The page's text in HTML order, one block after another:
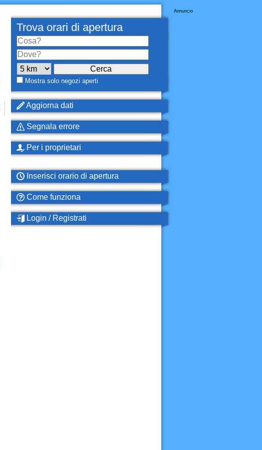
Annuncio
Trova orari di apertura
Mostra solo negozi aperti
Aggiorna dati
Segnala errore
Per i proprietari
Inserisci orario di apertura
Come funziona
Login / Registrati